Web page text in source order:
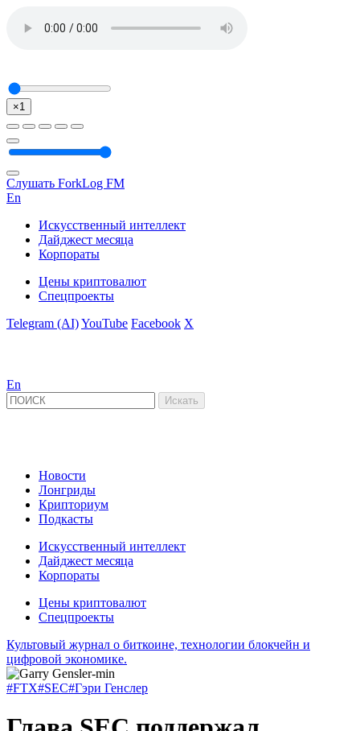
×1
Слушать ForkLog FM
En
Искусственный интеллект
Дайджест месяца
Корпораты
Цены криптовалют
Спецпроекты
Telegram (AI)YouTube Facebook X
En
Новости
Лонгриды
Крипториум
Подкасты
Искусственный интеллект
Дайджест месяца
Корпораты
Цены криптовалют
Спецпроекты
Культовый журнал о биткоине, технологии блокчейн и
цифровой экономике.
#FTX#SEC#Гэри Генслер